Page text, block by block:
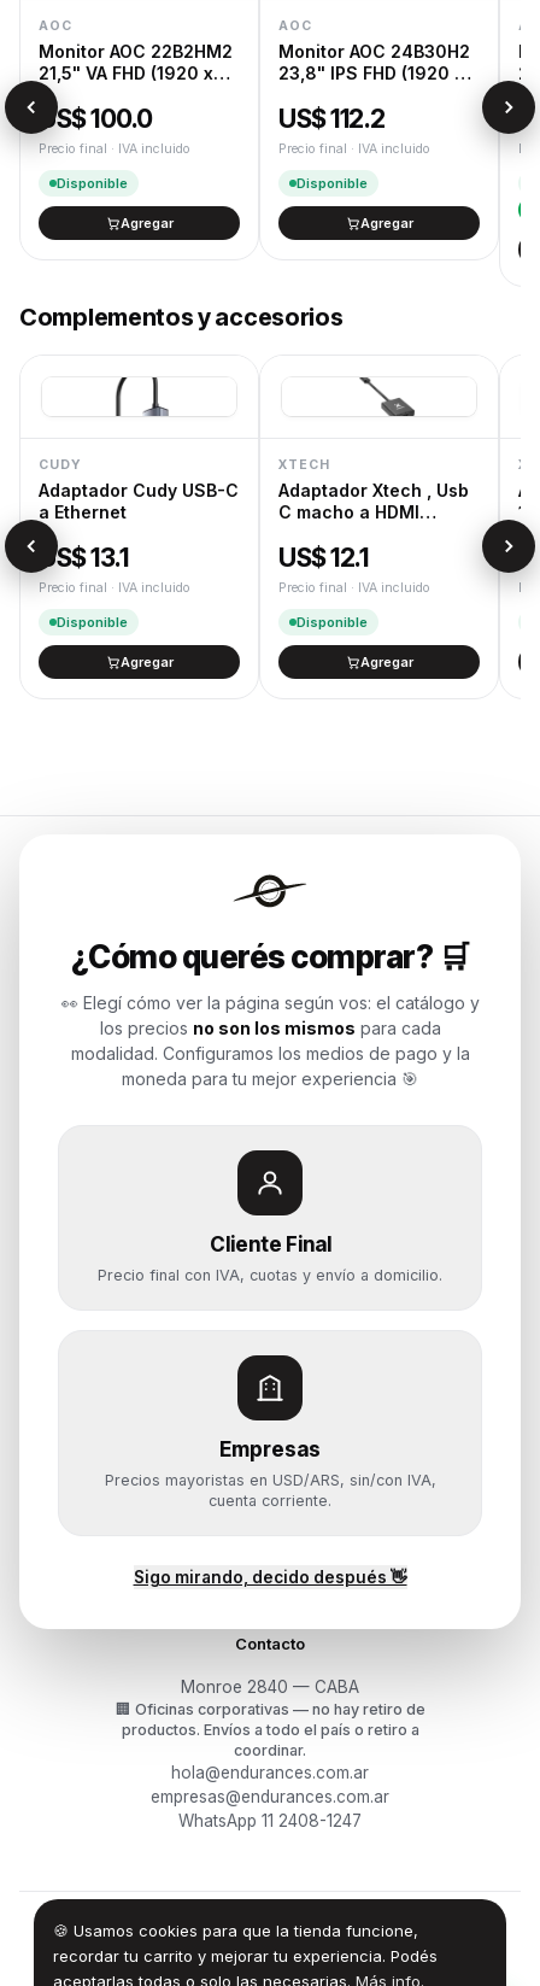
Cambios y devoluciones según la Ley de Defensa del
Consumidor.
AOC
Monitor AOC 22B2HM2
21,5" VA FHD (1920 x
1080) 100Hz 4ms Ficha
USA
US$ 100.0
Precio final · IVA incluido
Disponible
Agregar
AOC
Monitor AOC 24B30H2
23,8" IPS FHD (1920 x
USA
US$ 112.2
Precio final · IVA incluido
Disponible
Agregar
Complementos y accesorios
CUDY
Adaptador Cudy USB-C
a Ethernet
US$ 13.1
Precio final · IVA incluido
Disponible
Agregar
XTECH
Adaptador Xtech , Usb
C macho a HDMI
US$ 12.1
Precio final · IVA incluido
Disponible
Agregar
1,
¿Cómo querés comprar? 🛒
👀 Elegí cómo ver la página según vos: el catálogo y
los precios no son los mismos para cada
modalidad. Configuramos los medios de pago y la
moneda para tu mejor experiencia 🎯
Cliente Final
Precio final con IVA, cuotas y envío a domicilio.
Empresas
Precios mayoristas en USD/ARS, sin/con IVA,
cuenta corriente.
Sigo mirando, decido después 👋
🍪 Usamos cookies para que la tienda funcione,
recordar tu carrito y mejorar tu experiencia. Podés
aceptarlas todas o solo las necesarias. Más info.
Endurances
Soluciones de tecnología para
Potenciamos tu mundo.
Time to work
Categorías
Notebooks
Computadoras y PCs
Componentes
Almacenamiento
Monitores y Pantallas
Ayuda
Mis pedidos
¿Cómo querés comprar?
Contacto
Monroe 2840 — CABA
🏢 Oficinas corporativas — no hay retiro de
productos. Envíos a todo el país o retiro a
coordinar.
hola@endurances.com.ar
empresas@endurances.com.ar
WhatsApp 11 2408-1247
© 2026Endurances Technology SA · CUIT 30-71861942-0
Términos·Privacidad ·Devoluciones